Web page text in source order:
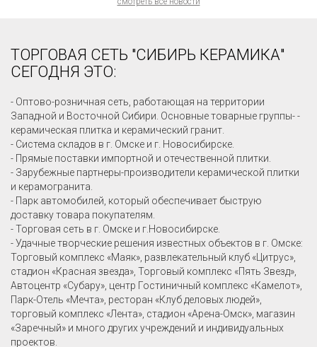
ТОРГОВАЯ СЕТЬ "СИБИРЬ КЕРАМИКА"
СЕГОДНЯ ЭТО:
- Оптово-розничная сеть, работающая на территории
Западной и Восточной Сибири. Основные товарные группы- -
керамическая плитка и керамический гранит.
- Система складов в г. Омске и г. Новосибирске.
- Прямые поставки импортной и отечественной плитки.
- Зарубежные партнеры-производители керамической плитки
и керамогранита.
- Парк автомобилей, который обеспечивает быструю
доставку товара покупателям.
- Торговая сеть в г. Омске и г.Новосибирске.
- Удачные творческие решения известных объектов в г. Омске:
Торговый комплекс «Маяк», развлекательный клуб «Цитрус»,
стадион «Красная звезда», Торговый комплекс «Пять Звезд»,
Автоцентр «Субару», центр Гостиничный комплекс «Камелот»,
Парк-Отель «Мечта», ресторан «Клуб деловых людей»,
торговый комплекс «Лента», стадион «Арена-Омск», магазин
«Заречный» и много других учреждений и индивидуальных
проектов.